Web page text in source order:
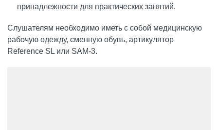
принадлежности для практических занятий.
Слушателям необходимо иметь с собой медицинскую
рабочую одежду, сменную обувь, артикулятор
Reference SL или SAM-3.